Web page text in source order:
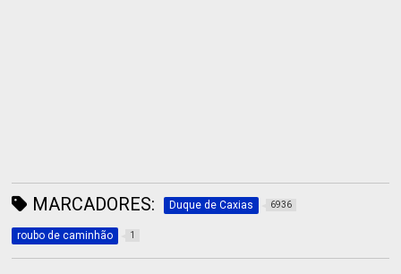
MARCADORES: Duque de Caxias 6936
roubo de caminhão 1